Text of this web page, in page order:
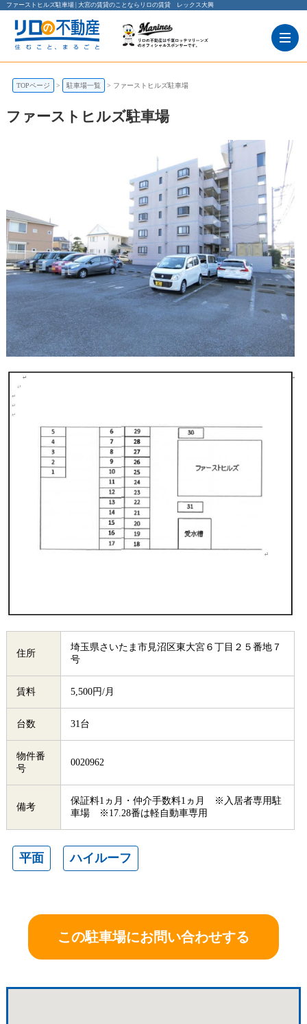
ファーストヒルズ駐車場 | 大宮の賃貸のことならリロの賃貸 レックス大興
TOPページ 駐車場一覧 ファーストヒルズ駐車場
ファーストヒルズ駐車場
住所
埼玉県さいたま市見沼区東大宮６丁目２５番地７
号
賃料 5,500円/月
台数 31台
物件番
号
0020962
備考
保証料1ヵ月・仲介手数料1ヵ月 ※入居者専用駐
車場 ※17.28番は軽自動車専用
平面 ハイルーフ
この駐車場にお問い合わせする